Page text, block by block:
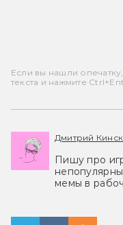
Если вы нашли
текста и нажмите
Дмитрий
Пишу про
мемы в